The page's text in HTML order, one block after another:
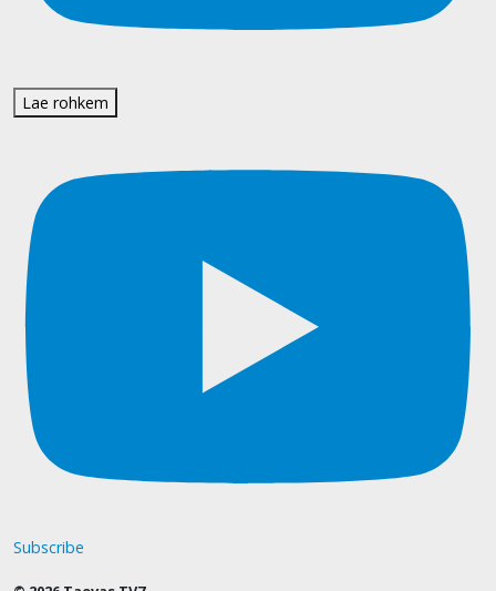
Lae rohkem
Subscribe